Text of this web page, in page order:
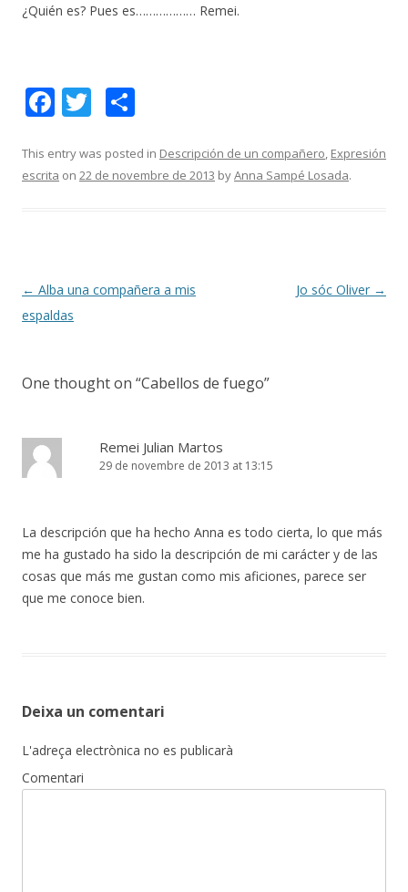
¿Quién es? Pues es……………… Remei.
F
e
b
k
T
itt
er
m
p
ix
This entry was posted in Descripción de un compañero, Expresión
escrita on 22 de novembre de 2013 byAnna Sampé Losada.
Post
navigation
← Alba una compañera a mis
espaldas
Jo sóc Oliver →
One thought on “Cabellos de fuego”
Remei Julian Martos
29 de novembre de 2013 at 13:15
La descripción que ha hecho Anna es todo cierta, lo que más
me ha gustado ha sido la descripción de mi carácter y de las
cosas que más me gustan como mis aficiones, parece ser
que me conoce bien.
Deixa un comentari
L'adreça electrònica no es publicarà
Comentari